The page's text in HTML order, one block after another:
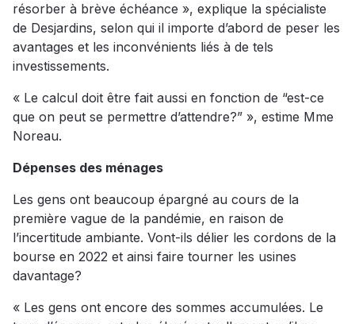
résorber à brève échéance », explique la spécialiste
de Desjardins, selon qui il importe d’abord de peser les
avantages et les inconvénients liés à de tels
investissements.
« Le calcul doit être fait aussi en fonction de “est-ce
que on peut se permettre d’attendre?” », estime Mme
Noreau.
Dépenses des ménages
Les gens ont beaucoup épargné au cours de la
première vague de la pandémie, en raison de
l’incertitude ambiante. Vont-ils délier les cordons de la
bourse en 2022 et ainsi faire tourner les usines
davantage?
« Les gens ont encore des sommes accumulées. Le